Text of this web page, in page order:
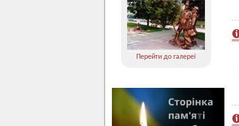
Перейти до галереї